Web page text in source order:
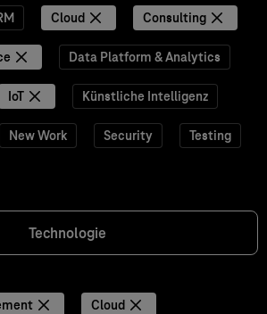
Cloud Consulting
Data Platform & Analytics
IoT Künstliche Intelligenz
New Work Security Testing
Technologie
Cloud